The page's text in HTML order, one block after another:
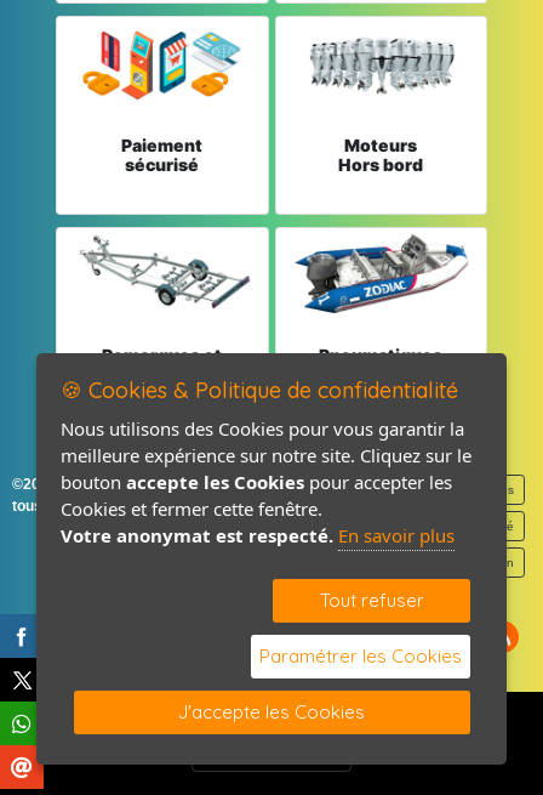
Paiement
sécurisé
Moteurs
Hors bord
Remorques et
Pneumatiques
©2026-2027 France Accastillage
tous droits réservés
Mentions légales
Politique de confidentialité
Contact / Plan
🍪 Cookies & Politique de confidentialité
Nous utilisons des Cookies pour vous garantir la
meilleure expérience sur notre site. Cliquez sur le
bouton accepte les Cookies pour accepter les
Cookies et fermer cette fenêtre.
Votre anonymat est respecté. En savoir plus
Tout refuser
Paramétrer les Cookies
J'accepte les Cookies